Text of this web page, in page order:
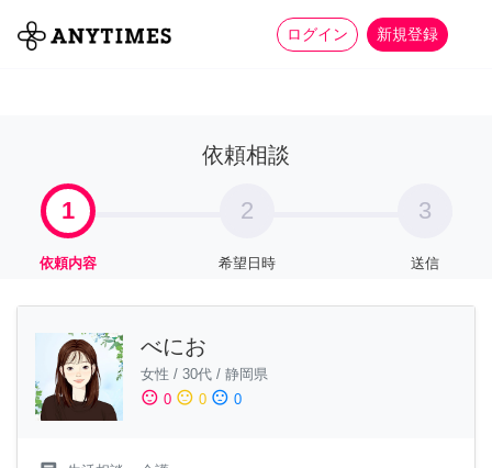
ログイン 新規登録
全て 家事 more_horiz
依頼相談
1
依頼内容
2
希望日時
3
送信
べにお
女性 / 30代 / 静岡県
sentiment_satisfied 0 sentiment_neutral 0 sentiment_dissatisfied 0